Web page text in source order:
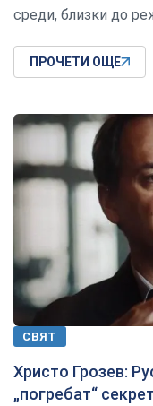
среди, близки до
ПРОЧЕТИ ОЩЕ
СВЯТ
Христо Грозев:
„погребат“